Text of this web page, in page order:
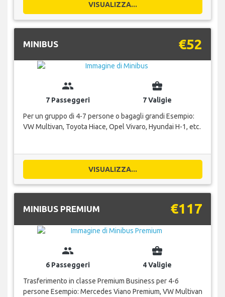
VISUALIZZA...
MINIBUS €52
group
7 Passeggeri
business_center
7 Valigie
Per un gruppo di 4-7 persone o bagagli grandi Esempio:
VW Multivan, Toyota Hiace, Opel Vivaro, Hyundai H-1, etc.
VISUALIZZA...
MINIBUS PREMIUM €117
group
6 Passeggeri
business_center
4 Valigie
Trasferimento in classe Premium Business per 4-6
persone Esempio: Mercedes Viano Premium, VW Multivan